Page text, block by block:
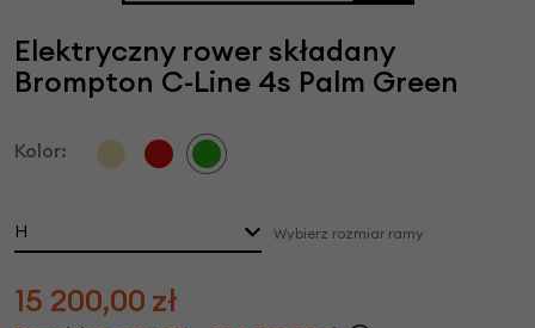
Elektryczny rower składany
Brompton C-Line 4s Palm Green
Kolor:
H Wybierz rozmiar ramy
15 200,00 zł